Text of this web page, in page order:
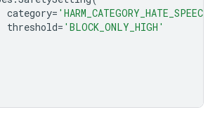
category= 'HARM_CATEGORY_HATE_SPEECH'
threshold= 'BLOCK_ONLY_HIGH'